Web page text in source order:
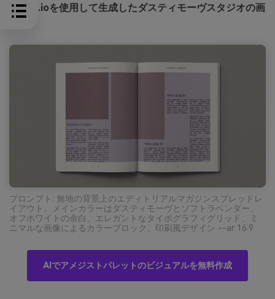
media.ioを使用して生成したダスティモーヴスタジオの画
像例
プロンプト: 無地の背景上のエディトリアルマガジンスプレッドレ
イアウト、メインカラーはダスティモーヴとソフトラベンダー、
オフホワイトの余白、エレガントなタイポグラフィグリッド、ミ
ニマルな画像によるカラーブロック、印刷風デザイン --ar 16:9
AIでアメジストパレットのビジュアルを無料作成